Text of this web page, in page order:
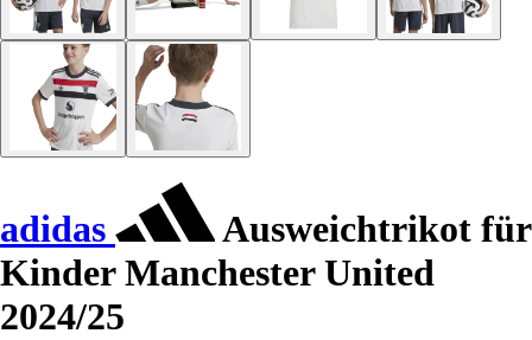
adidas
Ausweichtrikot für
Kinder Manchester United
2024/25